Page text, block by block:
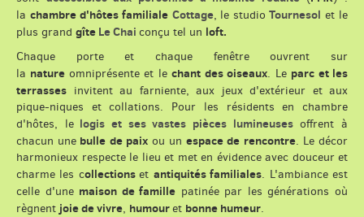
la chambre d'hôtes familiale Cottage, le studio Tournesol et le
plus grand gîte Le Chai conçu tel un loft.
Chaque porte et chaque fenêtre ouvrent sur
la nature omniprésente et lechant des oiseaux. Le parc et les
terrasses invitent au farniente, aux jeux d'extérieur et aux
pique-niques et collations. Pour les résidents en chambre
d'hôtes, le logis et ses vastes pièces lumineusesoffrent à
chacun une bulle de paixou unespace de rencontre. Le décor
harmonieux respecte le lieu et met en évidence avec douceur et
charme les collectionset antiquités familiales. L'ambiance est
celle d'une maison de famille patinée par les générations où
règnent joie de vivre, humouret bonne humeur.